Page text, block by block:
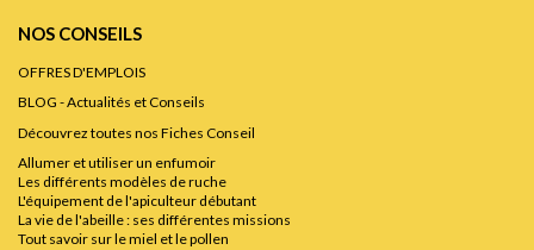
NOS CONSEILS
OFFRES D'EMPLOIS
BLOG - Actualités et Conseils
Découvrez toutes nos Fiches Conseil
Allumer et utiliser un enfumoir
Les différents modèles de ruche
L'équipement de l'apiculteur débutant
La vie de l'abeille : ses différentes missions
Tout savoir sur le miel et le pollen